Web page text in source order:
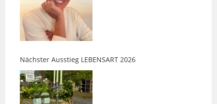
Nächster Ausstieg LEBENSART 2026